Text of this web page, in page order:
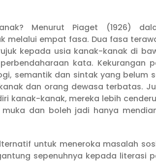
Menurut Piaget (1926)
melalui empat fasa. Dua fasa
kepada usia kanak-kanak di
kata. Kekurangan
semantik dan sintak yang belum
dan orang dewasa terbatas.
kanak-kanak, mereka lebih
dan boleh jadi hanya
untuk meneroka masalah
sepenuhnya kepada literasi